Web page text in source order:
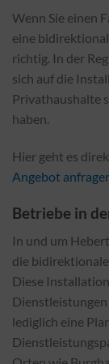
Wenn Sie einen
eine
richtig. In der
sich auf die
Privathaushalte
haben.
Hier geht es
Angebot
Betriebe in
In und um
die
Diese
Dienstleistungen
lediglich eine